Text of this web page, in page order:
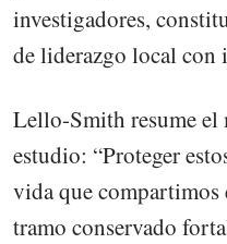
investigadores,
de liderazgo local con
Lello-Smith resume el
estudio: “Proteger
vida que compartimos
tramo conservado